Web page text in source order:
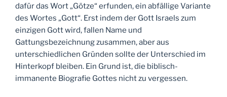
dafür das Wort „Götze“ erfunden, ein abfällige Variante
des Wortes „Gott“. Erst indem der Gott Israels zum
einzigen Gott wird, fallen Name und
Gattungsbezeichnung zusammen, aber aus
unterschiedlichen Gründen sollte der Unterschied im
Hinterkopf bleiben. Ein Grund ist, die biblisch-
immanente Biografie Gottes nicht zu vergessen.